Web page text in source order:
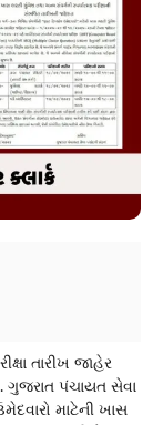
તારીખ જાહેર
ગુજરાત પંચાયત સેવા
માટેની ખાસ